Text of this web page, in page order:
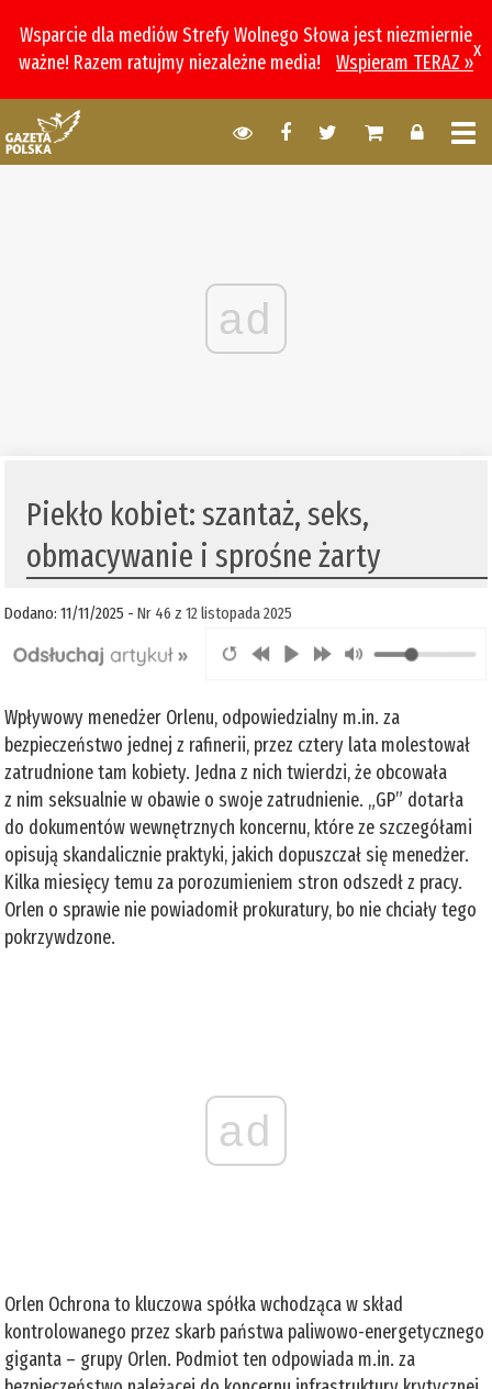
Wsparcie dla mediów Strefy Wolnego Słowa jest niezmiernie
ważne! Razem ratujmy niezależne media!
Wspieram TERAZ »
x
ad
Piekło kobiet: szantaż, seks,
obmacywanie i sprośne żarty
Dodano: 11/11/2025 -Nr 46 z 12 listopada 2025
Wpływowy menedżer Orlenu, odpowiedzialny m.in. za
bezpieczeństwo jednej z rafinerii, przez cztery lata molestował
zatrudnione tam kobiety. Jedna z nich twierdzi, że obcowała
z nim seksualnie w obawie o swoje zatrudnienie. „GP” dotarła
do dokumentów wewnętrznych koncernu, które ze szczegółami
opisują skandalicznie praktyki, jakich dopuszczał się menedżer.
Kilka miesięcy temu za porozumieniem stron odszedł z pracy.
Orlen o sprawie nie powiadomił prokuratury, bo nie chciały tego
pokrzywdzone.
ad
Orlen Ochrona to kluczowa spółka wchodząca w skład
kontrolowanego przez skarb państwa paliwowo-energetycznego
giganta – grupy Orlen. Podmiot ten odpowiada m.in. za